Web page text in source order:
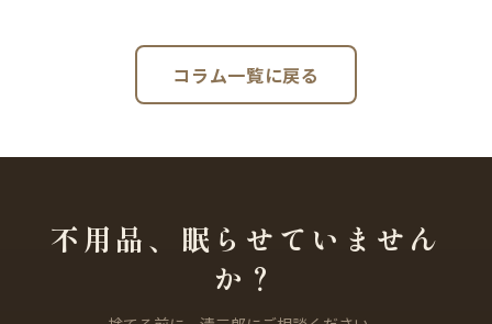
コラム一覧に戻る
不用品、眠らせていません
か？